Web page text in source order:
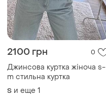
2100 грн 0
Джинсова куртка жіноча s-
m стильна куртка
S и еще 1